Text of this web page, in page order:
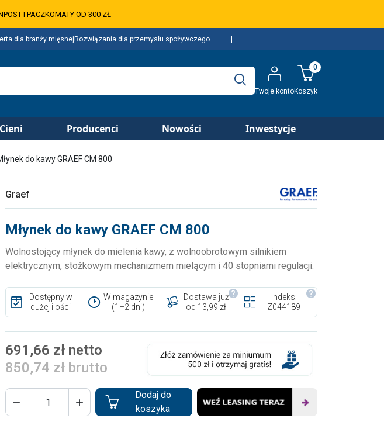
I PACZKOMATY OD 300 ZŁ
dla branży mięsnejRozwiązania dla przemysłu spożywczego
Twoje kontoKoszyk
0
Producenci Nowości Inwestycje
do kawy GRAEF CM 800
Graef
Młynek do kawy GRAEF CM 800
Wolnostojący młynek do mielenia kawy, z wolnoobrotowym silnikiem
elektrycznym, stożkowym mechanizmem mielącym i 40 stopniami regulacji.
Dostępny w
dużej ilości
W magazynie
(1–2 dni)
Dostawa już
od 13,99 zł
Indeks:
Z044189
691,66 zł netto
850,74 zł brutto
 
Dodaj do
koszyka